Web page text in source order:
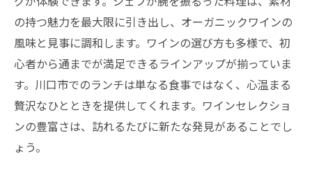
の持つ魅力を最大限に引き出し、オーガニックワインの
風味と見事に調和します。ワインの選び方も多様で、初
心者から通までが満足できるラインアップが揃っていま
す。川口市でのランチは単なる食事ではなく、心温まる
贅沢なひとときを提供してくれます。ワインセレクショ
ンの豊富さは、訪れるたびに新たな発見があることでし
ょう。